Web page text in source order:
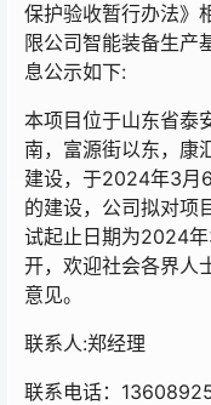
保护验收暂行办法》
限公司智能装备生产
息公示如下:
本项目位于山东省泰
南，富源街以东，康
建设，于2024年3月
的建设，公司拟对项
试起止日期为2024
开，欢迎社会各界人
意见。
联系人:郑经理
联系电话：